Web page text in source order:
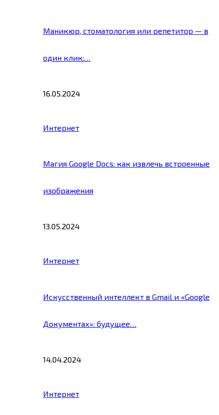
Маникюр, стоматология или репетитор — в
один клик:…
16.05.2024
Интернет
Магия Google Docs: как извлечь встроенные
изображения
13.05.2024
Интернет
Искусственный интеллект в Gmail и «Google
Документах»: будущее…
14.04.2024
Интернет